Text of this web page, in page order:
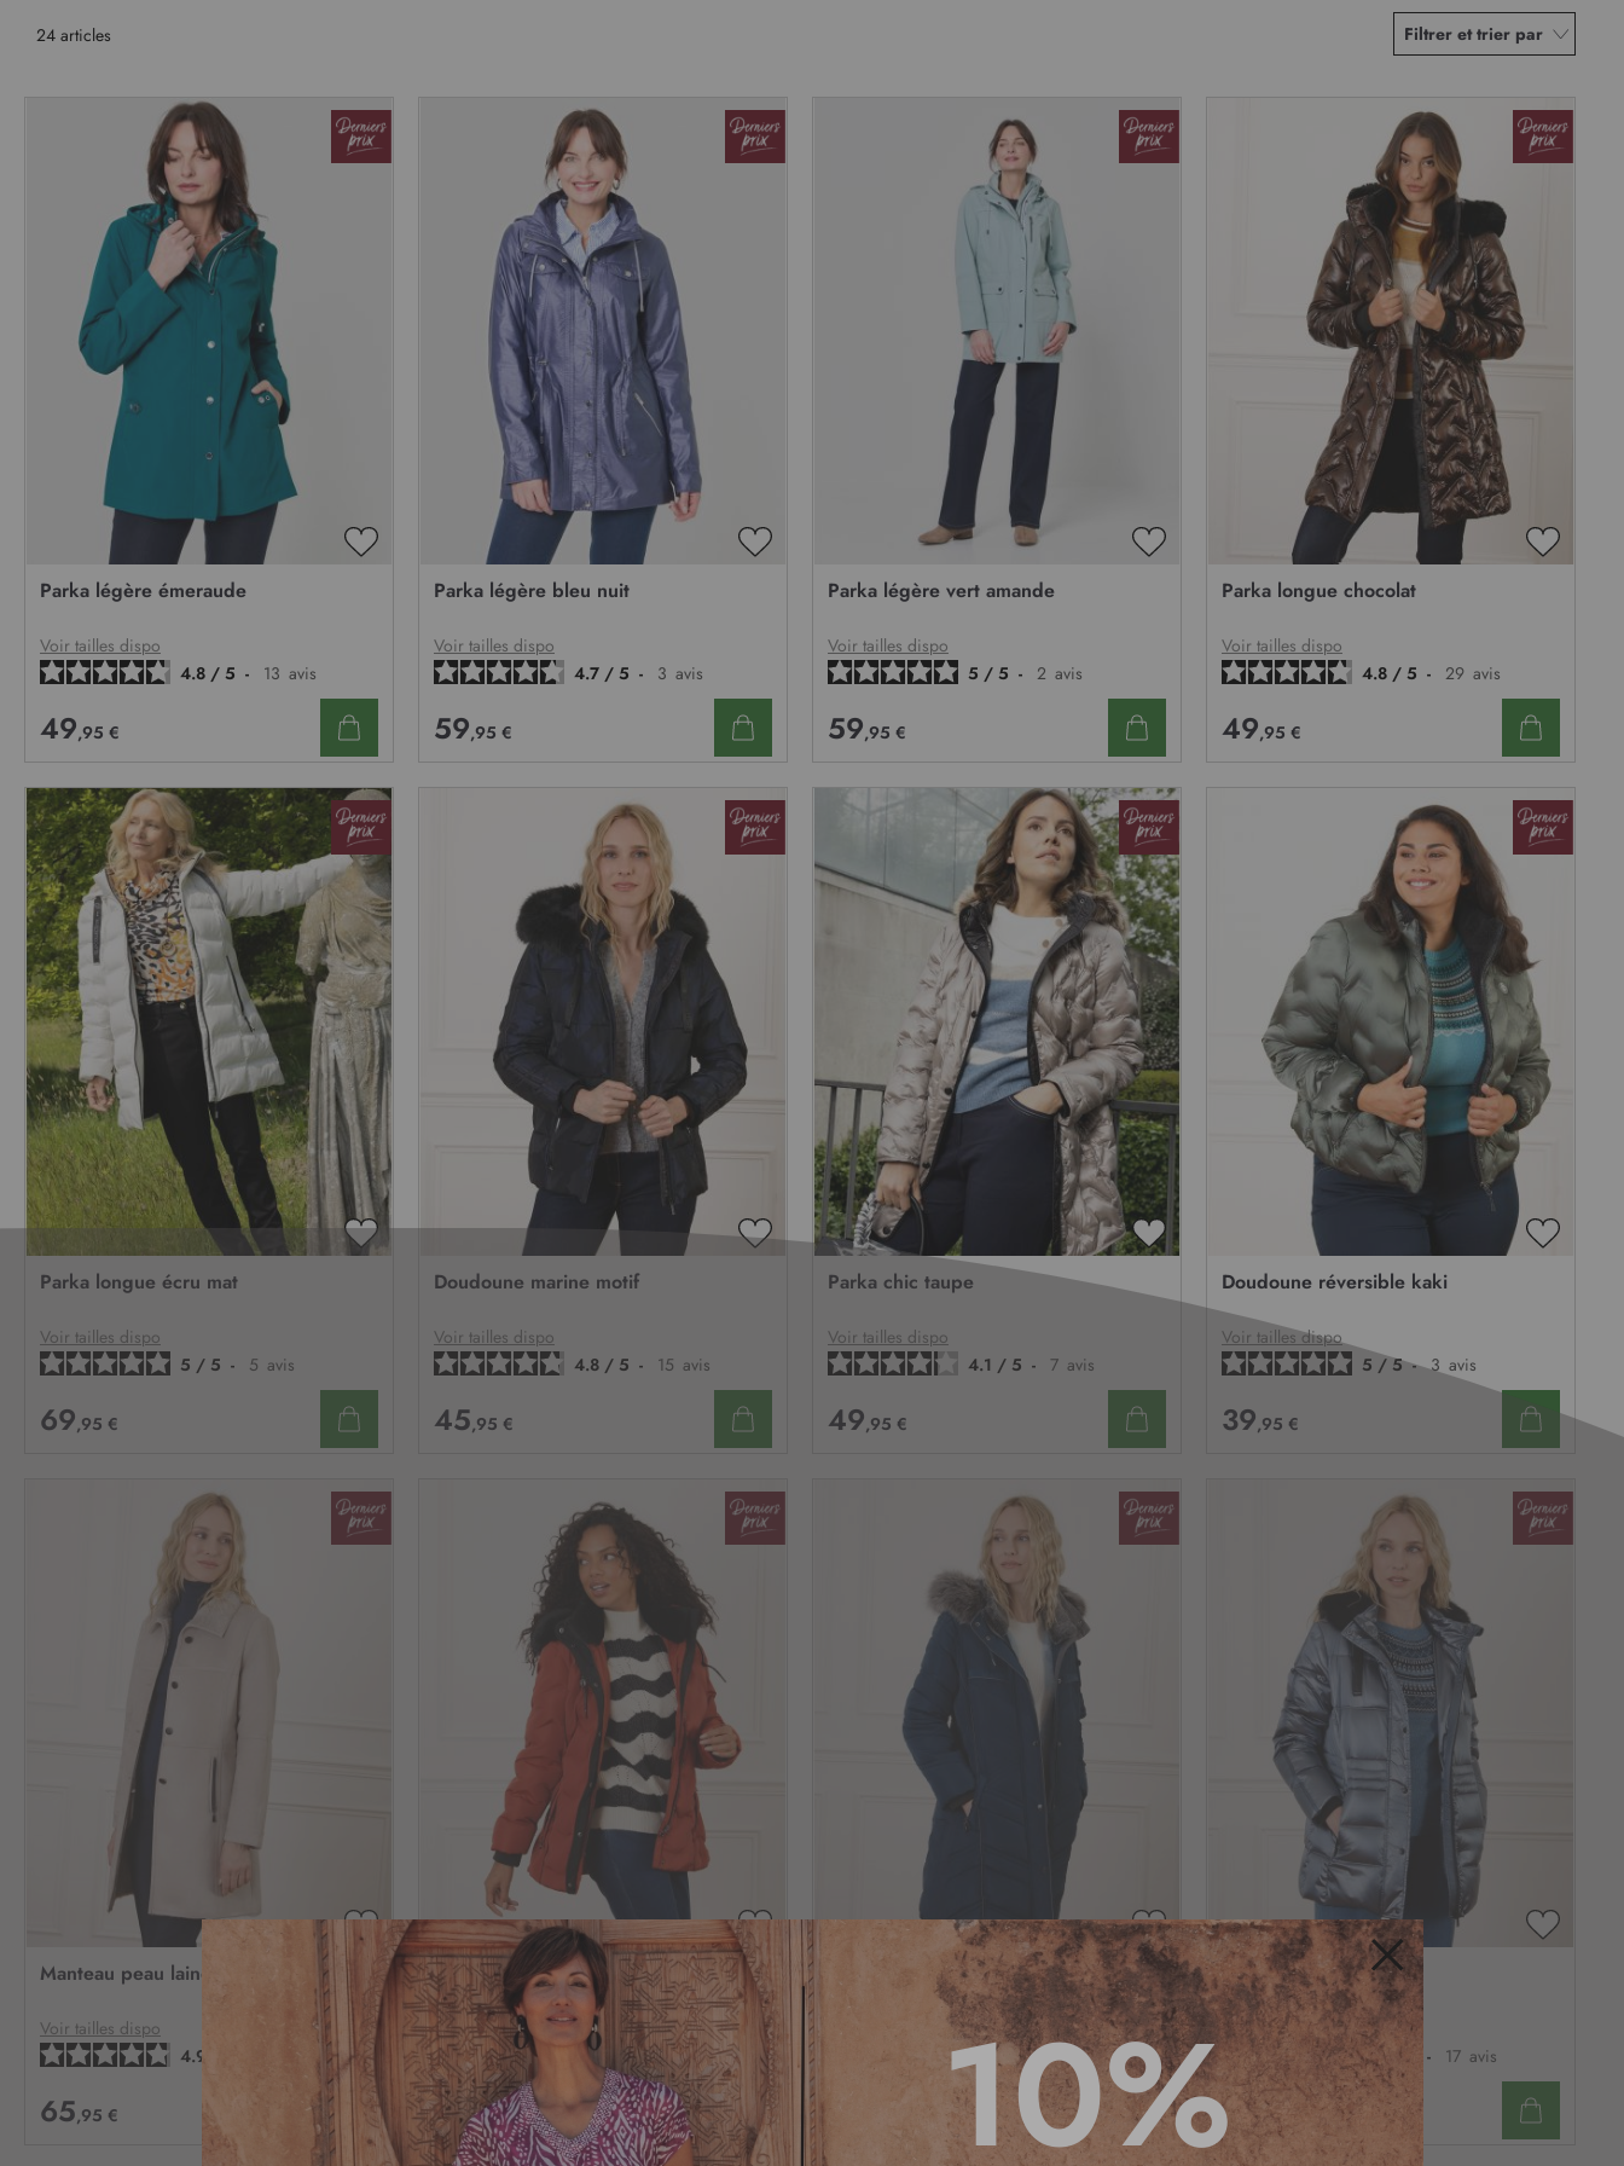
24 articles
D’ENVIE
Parka légère émeraude
Voir tailles dispo
4.8 / 5 - 13 avis
49,95 €
D’ENVIE
Parka légère bleu nuit
Voir tailles dispo
4.7 / 5 - 3 avis
59,95 €
D’ENVIE
Parka légère vert amande
Voir tailles dispo
5 / 5 - 2 avis
59,95 €
Parka longue chocolat
Voir tailles dispo
4.8 / 5 - 29 avis
49,95 €
AJOUTER
D’ENVIE
Parka longue écru mat
Voir tailles dispo
5 / 5 - 5 avis
69,95 €
AJOUTER
D’ENVIE
Doudoune marine motif
Voir tailles dispo
4.8 / 5 - 15 avis
45,95 €
AJOUTER
MA
LISTE
D’ENVIE
Parka chic taupe
Voir tailles dispo
4.1 / 5 - 7 avis
49,95 €
Doudoune réversible kaki
Voir tailles dispo
5 / 5- 3 avis
39,95 €
AJOUTER
MA
LISTE
D’ENVIE
Manteau peau lainée taupe
Voir tailles dispo
4.9
65,95 €
AJOUTER
À
MA
LISTE
D’ENVIE
Parka terracotta mat
Voir tailles dispo
4.5
5- 13 avis
65,95 €
AJOUTER
À
MA
LISTE
D’ENVIE
Parka longue bleu marine
4.6
5- 36 avis
Doudoune satinée bleu
Voir tailles dispo
4.8 / 5 - 17 avis
49 ,95 €
Filtrer et trier par
Fermer
10%